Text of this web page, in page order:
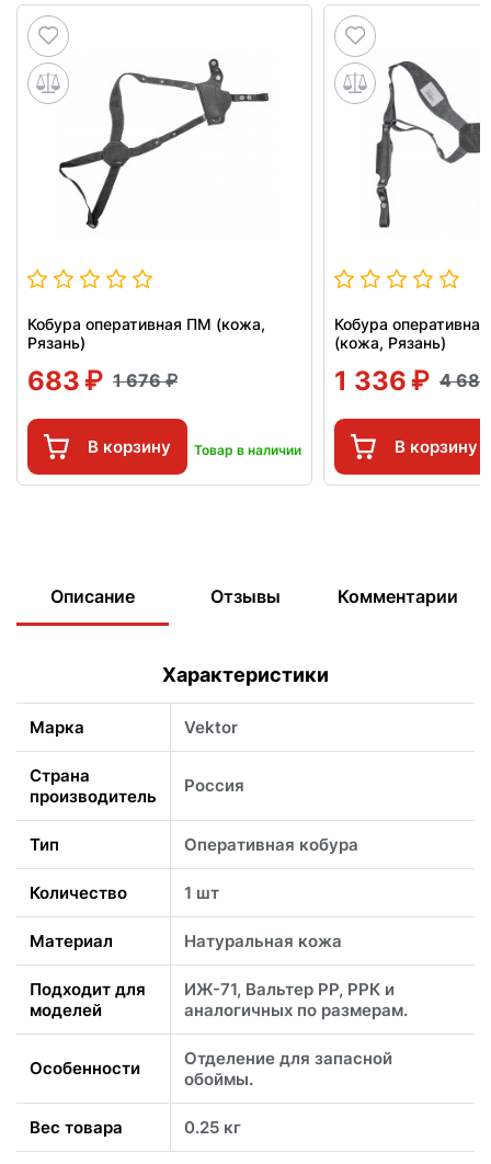
Кобура оперативная ПМ (кожа,
Рязань)
683 1 676
В корзину Товар в наличии
Кобура
(кожа, Рязань)
1 336 4
В корзину
Описание Отзывы Комментарии
Характеристики
Марка Vektor
Страна
производитель
Россия
Тип Оперативная кобура
Количество 1 шт
Материал Натуральная кожа
Подходит для
моделей
ИЖ-71, Вальтер РР, РРК и
аналогичных по размерам.
Особенности
Отделение для запасной
обоймы.
Вес товара 0.25 кг